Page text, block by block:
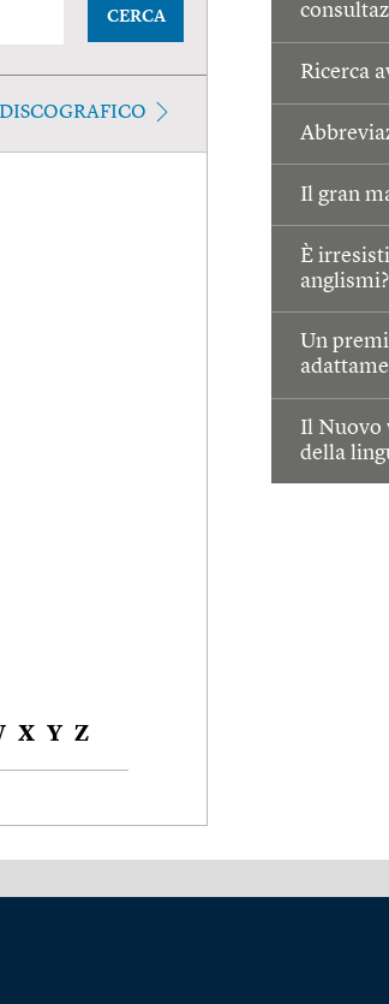
Ricerca
Il gran
È
anglismi?
Un
Il Nuovo
della
CERCA
DISCOGRAFICO
X Y Z